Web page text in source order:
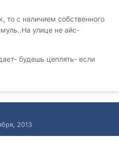
то с наличием собственного
улице не айс-
будешь цеплять- если
2013